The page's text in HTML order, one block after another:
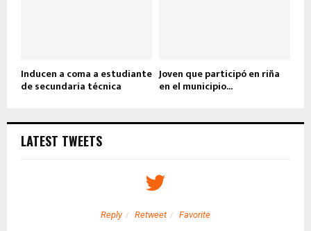
Inducen a coma a estudiante
de secundaria técnica
Joven que participó en riña
en el municipio...
LATEST TWEETS
Reply Retweet Favorite